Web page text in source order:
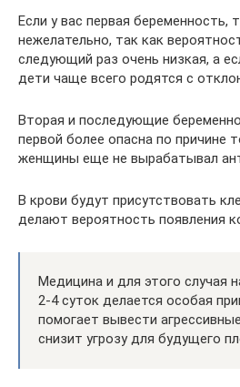
Если у вас первая беременность,
нежелательно, так как
следующий раз очень низкая, а
дети чаще всего родятся с
Вторая и последующие
первой более опасна по причине
женщины еще не вырабатывал
В крови будут присутствовать
делают вероятность появления
Медицина и для этого случая
2-4 суток делается особая
помогает вывести
снизит угрозу для будущего